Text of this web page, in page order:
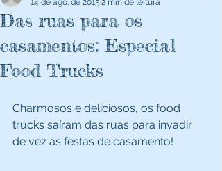
Das ruas para os
casamentos: Especial
Food Trucks
14 de ago. de 2015 2 min de leitura
Charmosos e deliciosos, os food
trucks saíram das ruas para invadir
de vez as festas de casamento!